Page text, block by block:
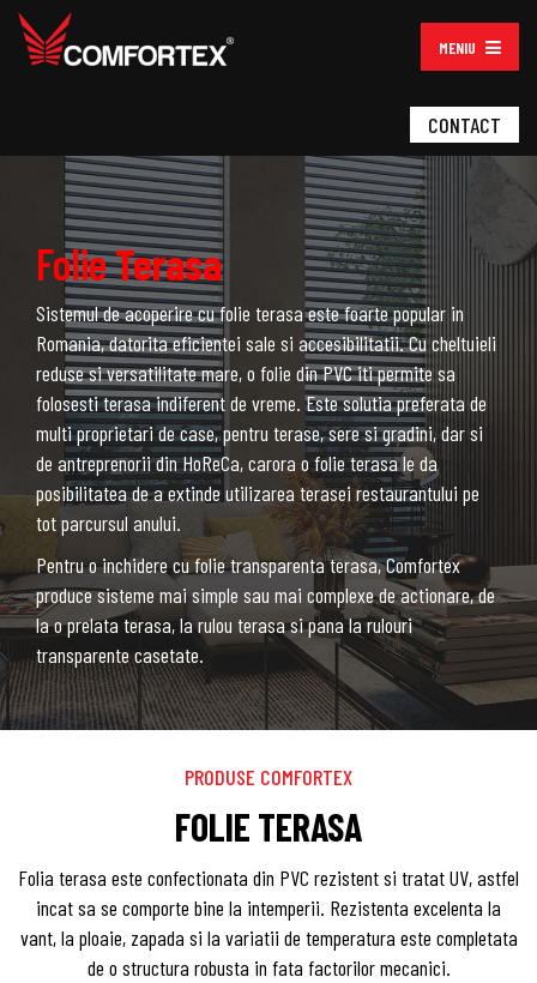
MENIU
CONTACT
FolieTerasa
Sistemul de acoperire cu folie terasa este foarte popular in
Romania, datorita eficientei sale si accesibilitatii. Cu cheltuieli
reduse si versatilitate mare, o folie din PVC iti permite sa
folosesti terasa indiferent de vreme. Este solutia preferata de
multi proprietari de case, pentru terase, sere si gradini, dar si
de antreprenorii din HoReCa, carora o folie terasa le da
posibilitatea de a extinde utilizarea terasei restaurantului pe
tot parcursul anului.
Pentru o inchidere cu folie transparenta terasa, Comfortex
produce sisteme mai simple sau mai complexe de actionare, de
la o prelata terasa, la rulou terasa si pana la rulouri
transparente casetate.
PRODUSE COMFORTEX
FOLIE TERASA
Folia terasa este confectionata din PVC rezistent si tratat UV, astfel
incat sa se comporte bine la intemperii. Rezistenta excelenta la
vant, la ploaie, zapada si la variatii de temperatura este completata
de o structura robusta in fata factorilor mecanici.